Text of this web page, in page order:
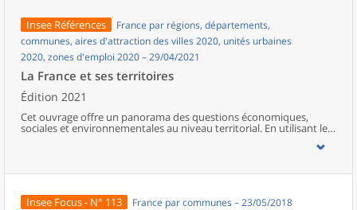
Insee Références
France par régions, départements,
communes, aires d'attraction des villes 2020, unités urbaines
2020, zones d'emploi 2020 – 29/04/2021
La France et ses territoires
Édition 2021
Cet ouvrage offre un panorama des questions économiques,
sociales et environnementales au niveau territorial. En utilisant les
disparités géographiques en France, sur les forces et faiblesses des
population.
Insee Focus - N° 113 France par communes – 23/05/2018